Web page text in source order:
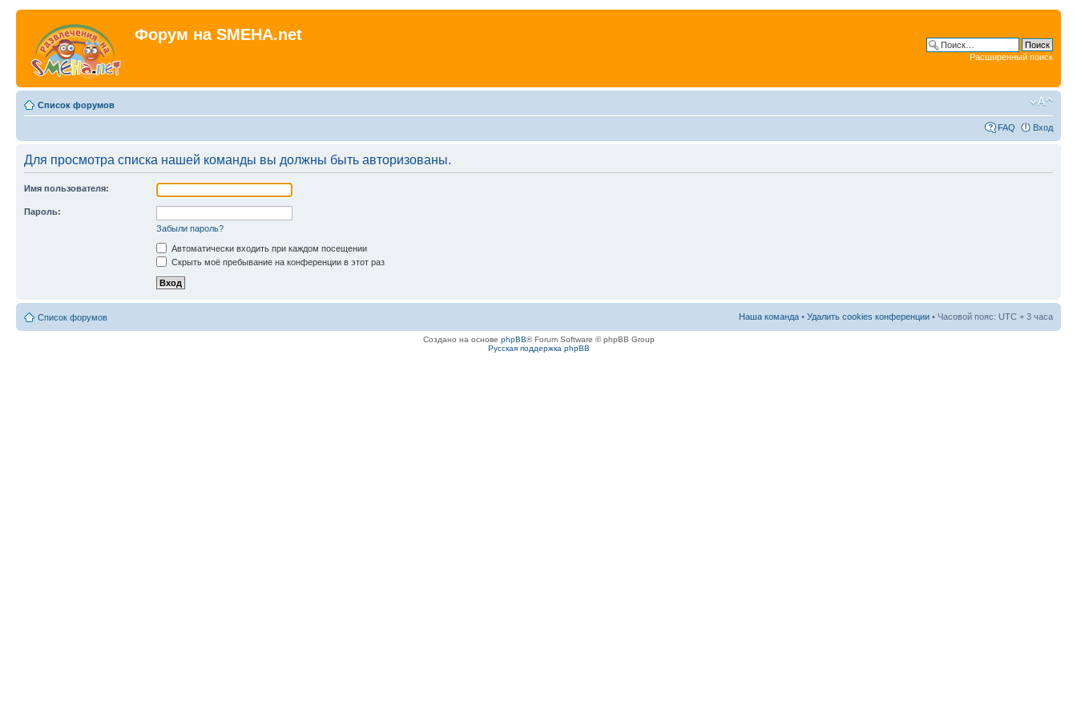
Форум на SMEHA.net
Расширенный поиск
Список форумов
FAQ Вход
Для просмотра списка нашей команды вы должны быть авторизованы.
Имя пользователя:
Пароль:
Забыли пароль?
Автоматически входить при каждом посещении
Скрыть моё пребывание на конференции в этот раз
Список форумов Наша команда • Удалить cookies конференции • Часовой пояс: UTC + 3 часа
Создано на основе phpBB® Forum Software © phpBB Group
Русская поддержка phpBB